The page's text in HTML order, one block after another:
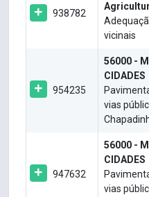
938782
vicinais
954235
56000 -
CIDADES
vias
947632
56000 -
CIDADES
vias